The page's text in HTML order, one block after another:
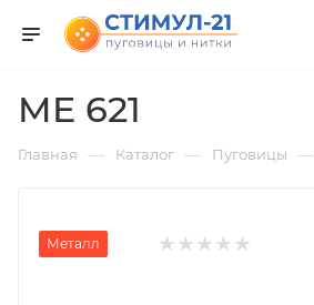
ME 621
Главная — Каталог — Пуговицы —
Металл